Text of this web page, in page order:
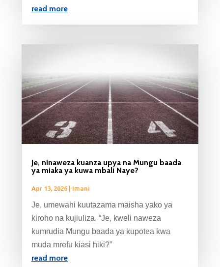
read more
Je, ninaweza kuanza upya na Mungu baada
ya miaka ya kuwa mbali Naye?
Apr 13, 2026| Imani
Je, umewahi kuutazama maisha yako ya
kiroho na kujiuliza, “Je, kweli naweza
kumrudia Mungu baada ya kupotea kwa
muda mrefu kiasi hiki?”
read more